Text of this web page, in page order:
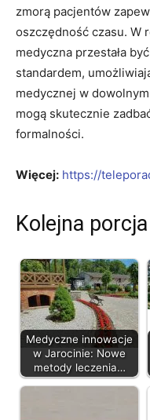
zmorą pacjentów
oszczędność czasu. W
medyczna przestała
standardem,
medycznej w
mogą skutecznie
formalności.
Więcej: https://
Kolejna
Medyczne innowacje
w Jarocinie: Nowe
metody leczenia…